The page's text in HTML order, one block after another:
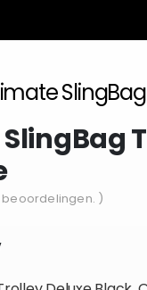
beoordelingen. )